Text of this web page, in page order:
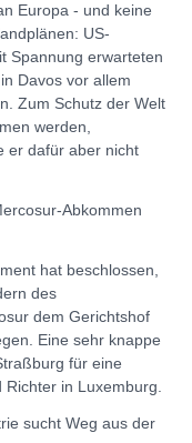
Europa - und keine
US-
Spannung erwarteten
Davos vor allem
Zum Schutz der Welt
werden,
er dafür aber nicht
Abkommen
hat beschlossen,
des
dem Gerichtshof
Eine sehr knappe
für eine
in Luxemburg.
sucht Weg aus der